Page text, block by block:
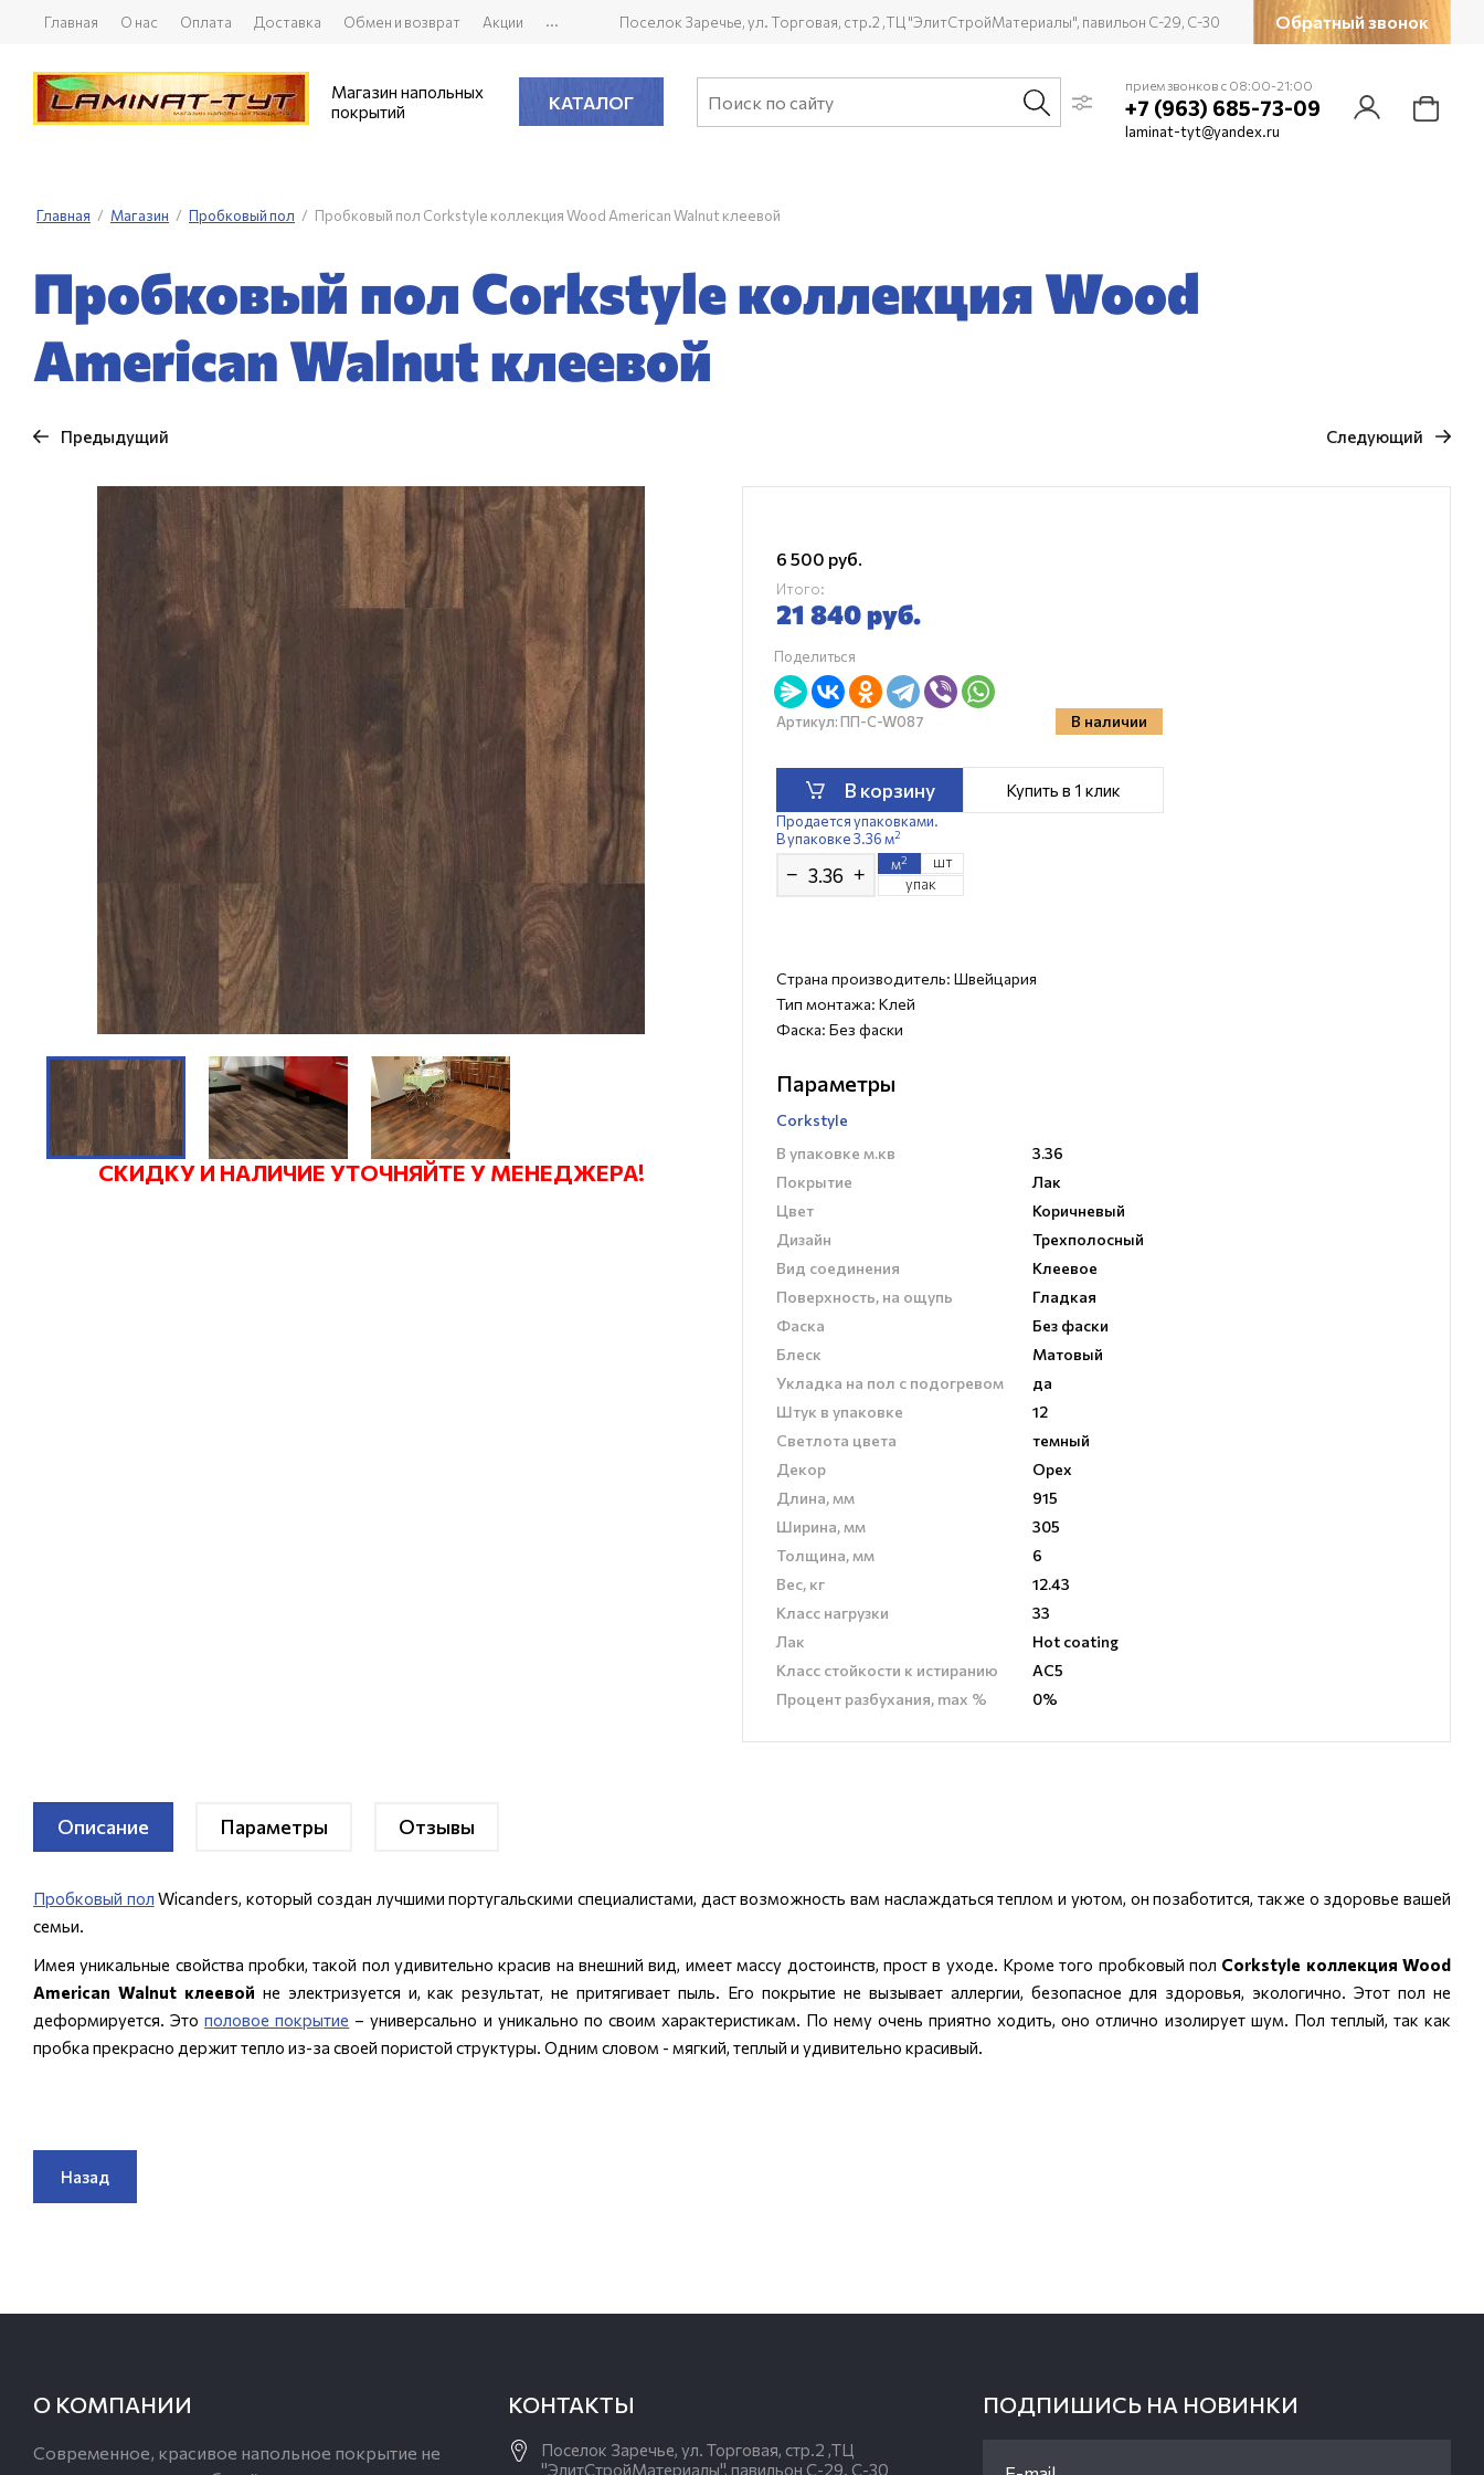
Главная О нас Оплата Доставка Обмен и возврат Акции ... Поселок Заречье, ул. Торговая, стр.2 ,ТЦ "ЭлитСтройМатериалы", павильон С-29, С-30 Обратный звонок
Магазин напольных
покрытий
КАТАЛОГ
прием звонков с 08:00-21:00
+7 (963) 685-73-09
laminat-tyt@yandex.ru
Главная / Магазин / Пробковый пол / Пробковый пол Corkstyle коллекция Wood American Walnut клеевой
Пробковый пол Corkstyle коллекция Wood
American Walnut клеевой
Предыдущий Следующий
СКИДКУ И НАЛИЧИЕ УТОЧНЯЙТЕ У МЕНЕДЖЕРА!
6 500 руб.
Итого:
21 840руб.
Поделиться
Артикул:ПП-C-W087 В наличии
Продается упаковками.
В упаковке 3.36 м2
− + м2
шт
упак
В корзину Купить в 1 клик
Страна производитель: Швейцария
Тип монтажа: Клей
Фаска: Без фаски
Параметры
Corkstyle
В упаковке м.кв
3.36
Покрытие
Лак
Цвет
Коричневый
Дизайн
Трехполосный
Вид соединения
Клеевое
Поверхность, на ощупь
Гладкая
Фаска
Без фаски
Блеск
Матовый
Укладка на пол c подогревом
да
Штук в упаковке
12
Светлота цвета
темный
Декор
Орех
Длина, мм
915
Ширина, мм
305
Толщина, мм
6
Вес, кг
12.43
Класс нагрузки
33
Лак
Hot coating
Класс стойкости к истиранию
AC5
Процент разбухания, max %
0%
Описание Параметры Отзывы
Пробковый пол Wicanders, который создан лучшими португальскими специалистами, даст возможность вам наслаждаться теплом и уютом, он позаботится, также о здоровье вашей
семьи.
Имея уникальные свойства пробки, такой пол удивительно красив на внешний вид, имеет массу достоинств, прост в уходе. Кроме того пробковый пол Corkstyle коллекция Wood
American Walnut клеевой не электризуется и, как результат, не притягивает пыль. Его покрытие не вызывает аллергии, безопасное для здоровья, экологично. Этот пол не
деформируется. Этополовое покрытие – универсально и уникально по своим характеристикам. По нему очень приятно ходить, оно отлично изолирует шум. Пол теплый, так как
пробка прекрасно держит тепло из-за своей пористой структуры. Одним словом - мягкий, теплый и удивительно красивый.
Назад
О КОМПАНИИ
Современное, красивое напольное покрытие не
КОНТАКТЫ
Поселок Заречье, ул. Торговая, стр.2 ,ТЦ
"ЭлитСтройМатериалы", павильон С-29. С-30
ПОДПИШИСЬ НА НОВИНКИ